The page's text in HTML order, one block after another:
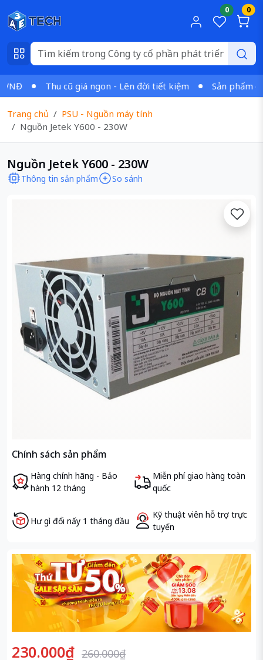
0 0
Thu cũ giá ngon - Lên đời tiết kiệm Sản phẩm
Trang chủ
PSU - Nguồn máy tính
Nguồn Jetek Y600 - 230W
Nguồn Jetek Y600 - 230W
Thông tin sản phẩm So sánh
Chính sách sản phẩm
Hàng chính hãng - Bảo
hành 12 tháng
Miễn phí giao hàng toàn
quốc
Hư gì đổi nấy 1 tháng đầu
Kỹ thuật viên hỗ trợ trực
tuyến
230.000₫ 260.000₫